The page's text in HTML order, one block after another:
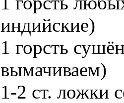
индийские)
1 горсть
вымачиваем)
1-2 ст. ложки